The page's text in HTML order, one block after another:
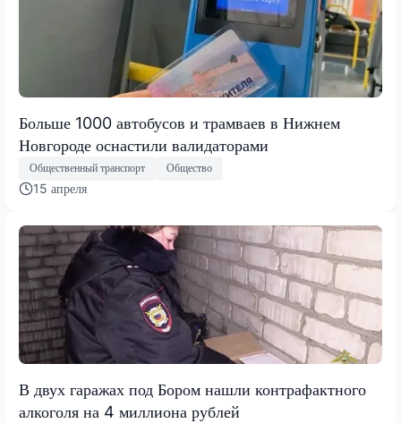
Больше 1000 автобусов и трамваев в Нижнем
Новгороде оснастили валидаторами
Общественный транспорт Общество
15 апреля
В двух гаражах под Бором нашли контрафактного
алкоголя на 4 миллиона рублей